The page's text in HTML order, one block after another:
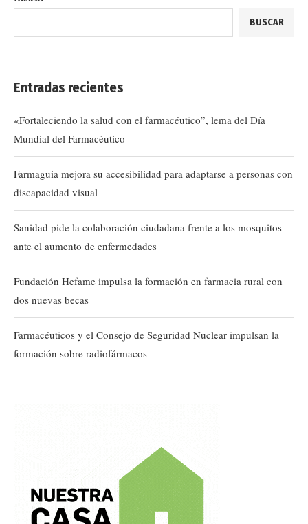
BUSCAR
Entradas recientes
«Fortaleciendo la salud con el farmacéutico”, lema del Día
Mundial del Farmacéutico
Farmaguia mejora su accesibilidad para adaptarse a personas con
discapacidad visual
Sanidad pide la colaboración ciudadana frente a los mosquitos
ante el aumento de enfermedades
Fundación Hefame impulsa la formación en farmacia rural con
dos nuevas becas
Farmacéuticos y el Consejo de Seguridad Nuclear impulsan la
formación sobre radiofármacos